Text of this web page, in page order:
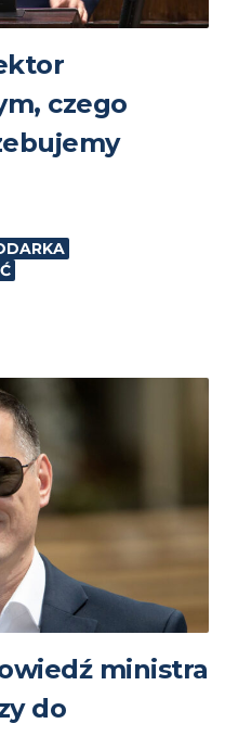
czego
ministra
do